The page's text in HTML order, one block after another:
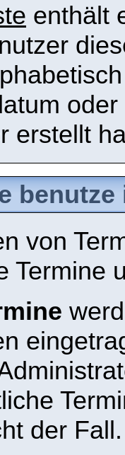
enthält
erstellt
von
Termine
der Fall.